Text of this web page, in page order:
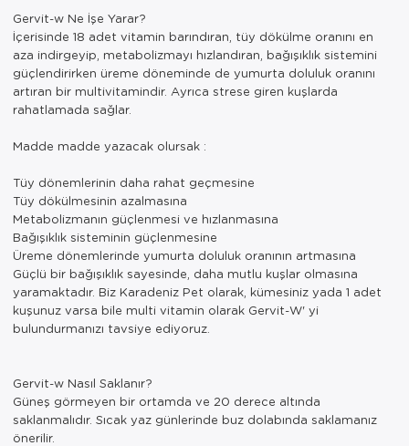
Gervit-w Ne İşe Yarar?
İçerisinde 18 adet vitamin barındıran, tüy dökülme oranını en
aza indirgeyip, metabolizmayı hızlandıran, bağışıklık sistemini
güçlendirirken üreme döneminde de yumurta doluluk oranını
artıran bir multivitamindir. Ayrıca strese giren kuşlarda
rahatlamada sağlar.
Madde madde yazacak olursak :
Tüy dönemlerinin daha rahat geçmesine
Tüy dökülmesinin azalmasına
Metabolizmanın güçlenmesi ve hızlanmasına
Bağışıklık sisteminin güçlenmesine
Üreme dönemlerinde yumurta doluluk oranının artmasına
Güçlü bir bağışıklık sayesinde, daha mutlu kuşlar olmasına
yaramaktadır. Biz Karadeniz Pet olarak, kümesiniz yada 1 adet
kuşunuz varsa bile multi vitamin olarak Gervit-W' yi
bulundurmanızı tavsiye ediyoruz.
Gervit-w Nasıl Saklanır?
Güneş görmeyen bir ortamda ve 20 derece altında
saklanmalıdır. Sıcak yaz günlerinde buz dolabında saklamanız
önerilir.